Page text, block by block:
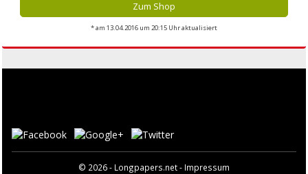
Zum Shop
* am 13.04.2016 um 20:15 Uhr aktualisiert
© 2026 - Longpapers.net - Impressum